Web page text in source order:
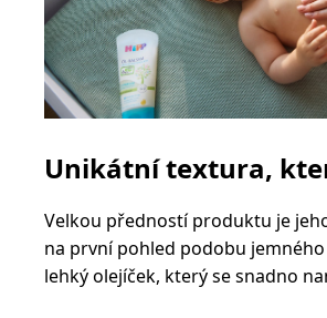
Unikátní textura,
Velkou předností produktu je
na první pohled podobu
lehký olejíček, který se snadno